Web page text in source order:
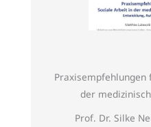
der
Prof. Dr. Silke